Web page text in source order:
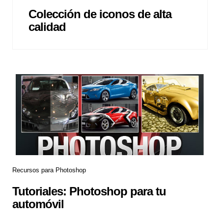
Colección de iconos de alta
calidad
Recursos para Photoshop
Tutoriales: Photoshop para tu
automóvil